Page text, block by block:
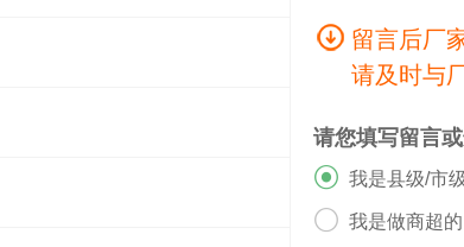
留言后厂
请及时与
请您填写留言
 我是县级/市
 我是做商超的